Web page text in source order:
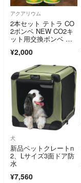
アクアリウム
2本セット テトラ CO
2ボンベ NEW CO2キ
ット用交換ボンベ 水
品 水草 Tetra CO2添
¥2,000
犬
新品ペットクレートn
2、Lサイズ3面ドア防
水
¥7,560